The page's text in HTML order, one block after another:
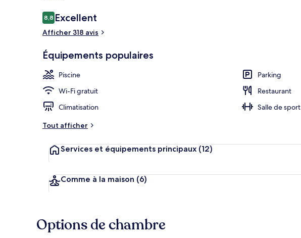
Avis
voyageurs
8,88,8 sur 10
Excellent
Afficher 318 avis
Équipements populaires
Piscine
Parking
Wi-Fi gratuit
Restaurant
Climatisation
Salle de sport
Tout afficher
Services et équipements principaux (12)
Comme à la maison (6)
Options de chambre